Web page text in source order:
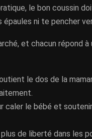
le bon coussin
ni te pencher
et chacun répond à
le dos de la
caler le bébé et
de liberté dans les